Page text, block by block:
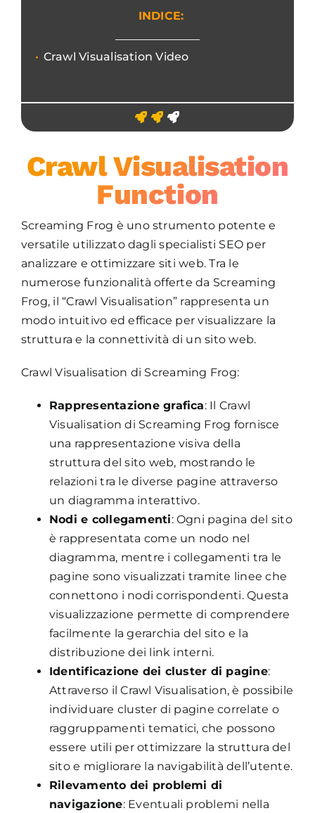
INDICE:
Crawl Visualisation Video
Crawl Visualisation
Function
Screaming Frog è uno strumento potente e
versatile utilizzato dagli specialisti SEO per
analizzare e ottimizzare siti web. Tra le
numerose funzionalità offerte da Screaming
Frog, il “Crawl Visualisation” rappresenta un
modo intuitivo ed efficace per visualizzare la
struttura e la connettività di un sito web.
Crawl Visualisation di Screaming Frog:
Rappresentazione grafica: Il Crawl
Visualisation di Screaming Frog fornisce
una rappresentazione visiva della
struttura del sito web, mostrando le
relazioni tra le diverse pagine attraverso
un diagramma interattivo.
Nodi e collegamenti: Ogni pagina del sito
è rappresentata come un nodo nel
diagramma, mentre i collegamenti tra le
pagine sono visualizzati tramite linee che
connettono i nodi corrispondenti. Questa
visualizzazione permette di comprendere
facilmente la gerarchia del sito e la
distribuzione dei link interni.
Identificazione dei cluster di pagine:
Attraverso il Crawl Visualisation, è possibile
individuare cluster di pagine correlate o
raggruppamenti tematici, che possono
essere utili per ottimizzare la struttura del
sito e migliorare la navigabilità dell’utente.
Rilevamento dei problemi di
navigazione: Eventuali problemi nella